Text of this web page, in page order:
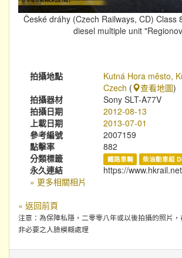
České dráhy (Czech Railways, CD) Class
diesel multiple unit
拍攝地點
Kutná Hora město‎,
Czech ( 查看地圖)
拍攝器材
Sony SLT-A77V
拍攝日期
2012-08-13
上載日期
2013-07-01
參考編號
2007159
點擊率
882
分類標籤
鐵路車輛 柴油動車組
永久連結
https://
» 更多相關相片
« 返回前頁
注意：為保障私隱，二零零八年或以後拍攝的照片
非必要之人臉模糊處理